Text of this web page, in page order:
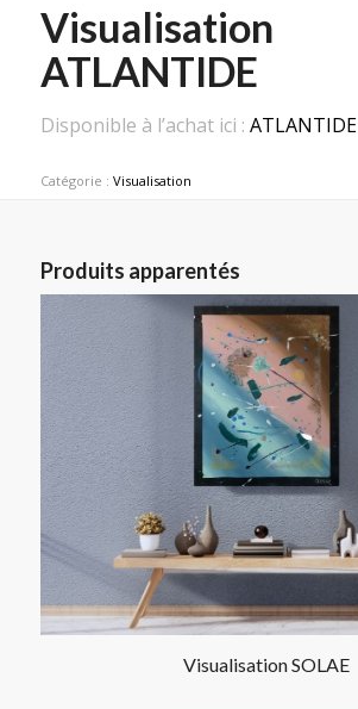
Visualisation
ATLANTIDE
Disponible à l’achat ici : ATLANTIDE
Catégorie : Visualisation
Produits apparentés
Visualisation SOLAE